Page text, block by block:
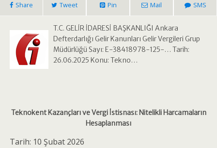
Share Tweet Pin Mail SMS
T.C. GELİR İDARESİ BAŞKANLIĞI Ankara
Defterdarlığı Gelir Kanunları Gelir Vergileri Grup
Müdürlüğü Sayı: E-38418978-125-… Tarih:
26.06.2025 Konu: Tekno…
Teknokent Kazançları ve Vergi İstisnası: Nitelikli Harcamaların
Hesaplanması
Tarih: 10 Şubat 2026